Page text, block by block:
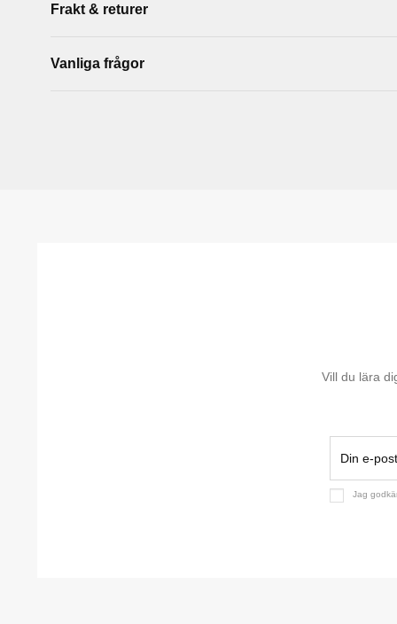
Frakt & returer
Vanliga frågor
Vill du lära
Jag